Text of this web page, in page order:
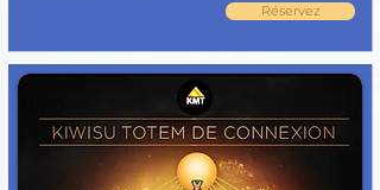
Réservez